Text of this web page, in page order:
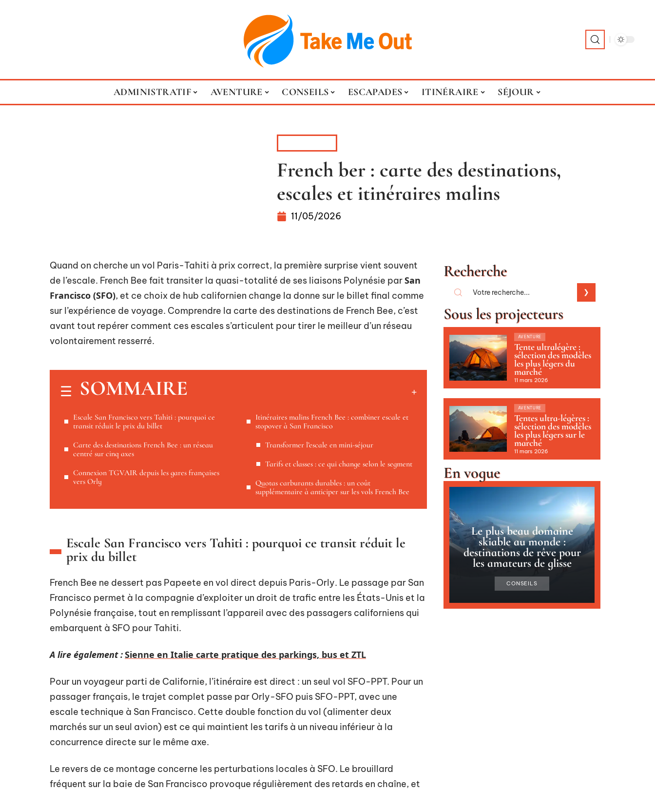
ADMINISTRATIF AVENTURE CONSEILS ESCAPADES ITINÉRAIRE SÉJOUR
French ber : carte des destinations,
escales et itinéraires malins
11/05/2026
Quand on cherche un vol Paris-Tahiti à prix correct, la première surprise vient souvent
de l’escale. French Bee fait transiter la quasi-totalité de ses liaisons Polynésie parSan
Francisco (SFO), et ce choix de hub californien change la donne sur le billet final comme
sur l’expérience de voyage. Comprendre la carte des destinations de French Bee, c’est
avant tout repérer comment ces escales s’articulent pour tirer le meilleur d’un réseau
volontairement resserré.
SOMMAIRE
Escale San Francisco vers Tahiti : pourquoi ce
transit réduit le prix du billet
Carte des destinations French Bee : un réseau
centré sur cinq axes
Connexion TGVAIR depuis les gares françaises
vers Orly
Itinéraires malins French Bee : combiner escale et
stopover à San Francisco
Transformer l’escale en mini-séjour
Tarifs et classes : ce qui change selon le segment
Quotas carburants durables : un coût
supplémentaire à anticiper sur les vols French Bee
Escale San Francisco vers Tahiti : pourquoi ce transit réduit le
prix du billet
French Bee ne dessert pas Papeete en vol direct depuis Paris-Orly. Le passage par San
Francisco permet à la compagnie d’exploiter un droit de trafic entre les États-Unis et la
Polynésie française, tout en remplissant l’appareil avec des passagers californiens qui
embarquent à SFO pour Tahiti.
A lire également :Sienne en Italie carte pratique des parkings, bus et ZTL
Pour un voyageur parti de Californie, l’itinéraire est direct : un seul vol SFO-PPT. Pour un
passager français, le trajet complet passe par Orly-SFO puis SFO-PPT, avec une
escale technique à San Francisco. Cette double fonction du vol (alimenter deux
marchés sur un seul avion) est ce qui maintient les tarifs à un niveau inférieur à la
concurrence directe sur le même axe.
Le revers de ce montage concerne les perturbations locales à SFO. Le brouillard
fréquent sur la baie de San Francisco provoque régulièrement des retards en chaîne, et
Recherche
Sous les projecteurs
AVENTURE
Tente ultralégère :
sélection des modèles
les plus légers du
marché
11 mars 2026
AVENTURE
Tentes ultra-légères :
sélection des modèles
les plus légers sur le
marché
11 mars 2026
En vogue
Le plus beau domaine
skiable au monde :
destinations de rêve pour
les amateurs de glisse
CONSEILS